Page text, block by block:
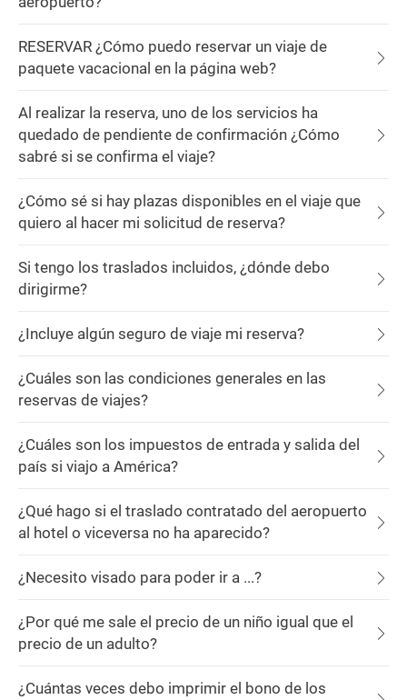
RESERVAR ¿Cómo puedo reservar un viaje de
paquete vacacional en la página web?
Al realizar la reserva, uno de los servicios ha
quedado de pendiente de confirmación ¿Cómo
sabré si se confirma el viaje?
¿Cómo sé si hay plazas disponibles en el viaje que
quiero al hacer mi solicitud de reserva?
Si tengo los traslados incluidos, ¿dónde debo
dirigirme?
¿Incluye algún seguro de viaje mi reserva?
¿Cuáles son las condiciones generales en las
reservas de viajes?
¿Cuáles son los impuestos de entrada y salida del
país si viajo a América?
¿Qué hago si el traslado contratado del aeropuerto
al hotel o viceversa no ha aparecido?
¿Necesito visado para poder ir a ...?
¿Por qué me sale el precio de un niño igual que el
precio de un adulto?
¿Cuántas veces debo imprimir el bono de los